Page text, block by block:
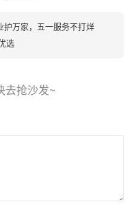
护万家，五一服务不打烊
选